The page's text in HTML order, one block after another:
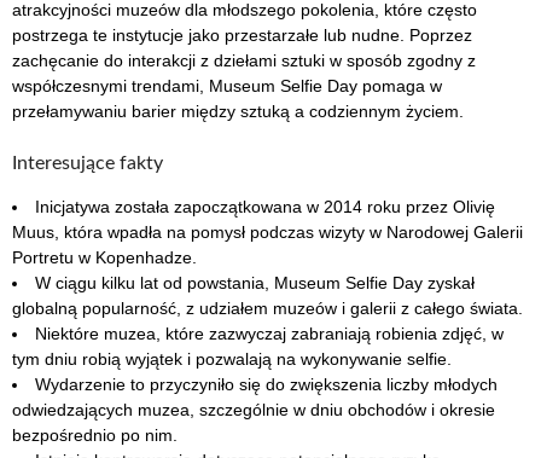
atrakcyjności muzeów dla młodszego pokolenia, które często
postrzega te instytucje jako przestarzałe lub nudne. Poprzez
zachęcanie do interakcji z dziełami sztuki w sposób zgodny z
współczesnymi trendami, Museum Selfie Day pomaga w
przełamywaniu barier między sztuką a codziennym życiem.
Interesujące fakty
Inicjatywa została zapoczątkowana w 2014 roku przez Olivię
Muus, która wpadła na pomysł podczas wizyty w Narodowej Galerii
Portretu w Kopenhadze.
W ciągu kilku lat od powstania, Museum Selfie Day zyskał
globalną popularność, z udziałem muzeów i galerii z całego świata.
Niektóre muzea, które zazwyczaj zabraniają robienia zdjęć, w
tym dniu robią wyjątek i pozwalają na wykonywanie selfie.
Wydarzenie to przyczyniło się do zwiększenia liczby młodych
odwiedzających muzea, szczególnie w dniu obchodów i okresie
bezpośrednio po nim.